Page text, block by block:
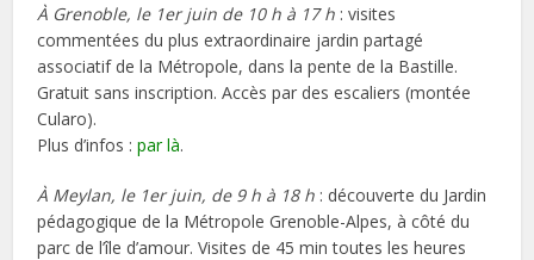
À Grenoble, le 1er juin de 10 h à 17 h : visites
commentées du plus extraordinaire jardin partagé
associatif de la Métropole, dans la pente de la Bastille.
Gratuit sans inscription. Accès par des escaliers (montée
Cularo).
Plus d’infos :par là.
À Meylan, le 1er juin, de 9 h à 18 h : découverte du Jardin
pédagogique de la Métropole Grenoble-Alpes, à côté du
parc de l’île d’amour. Visites de 45 min toutes les heures